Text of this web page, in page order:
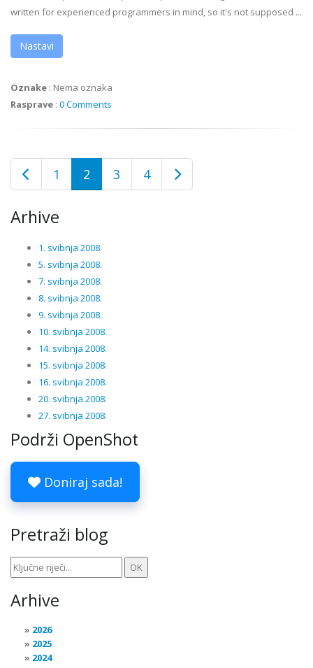
written for experienced programmers in mind, so it's not supposed ...
Nastavi
Oznake : Nema oznaka
Rasprave : 0 Comments
1 2 3 4
Arhive
1. svibnja 2008.
5. svibnja 2008.
7. svibnja 2008.
8. svibnja 2008.
9. svibnja 2008.
10. svibnja 2008.
14. svibnja 2008.
15. svibnja 2008.
16. svibnja 2008.
20. svibnja 2008.
27. svibnja 2008.
Podrži OpenShot
Doniraj sada!
Pretraži blog
Arhive
2026
2025
2024